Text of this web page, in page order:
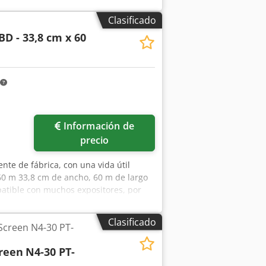
Clasificado
- 33,8 cm x 60
precio
de fábrica, con una vida útil
m 33,8 cm de ancho, 60 m de largo
con muchos expositores, por
Clasificado
N4-30 PT-
N4-30 PT-